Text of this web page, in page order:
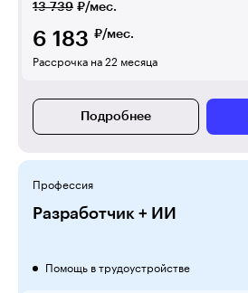
13 739 ₽/мес.
6 183 ₽/мес.
Рассрочка на 22 месяца
Подробнее
Профессия
Разработчик + ИИ
Помощь в трудоустройстве